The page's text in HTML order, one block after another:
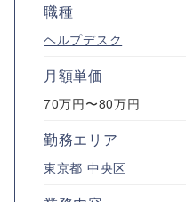
職種
ヘルプデスク
月額単価
70万円〜80万円
勤務エリア
東京都 中央区